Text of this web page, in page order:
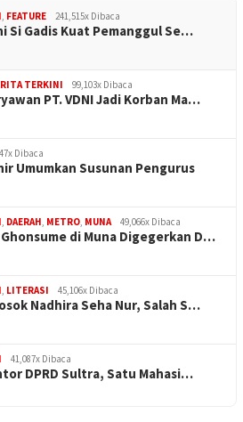
, FEATURE 241,515x Dibaca
Si Gadis Kuat Pemanggul Se…
TERKINI 99,103x Dibaca
PT. VDNI Jadi Korban Ma…
Dibaca
Umumkan Susunan Pengurus
, DAERAH, METRO, MUNA 49,066x Dibaca
Ghonsume di Muna Digegerkan D…
, LITERASI 45,106x Dibaca
Nadhira Seha Nur, Salah S…
41,087x Dibaca
DPRD Sultra, Satu Mahasi…